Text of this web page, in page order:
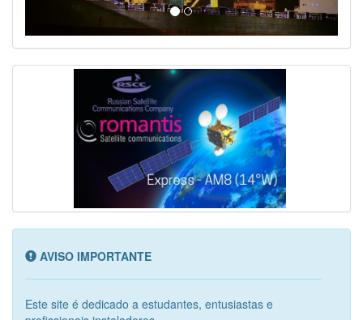
AVISO IMPORTANTE
Este site é dedicado a estudantes, entusiastas e